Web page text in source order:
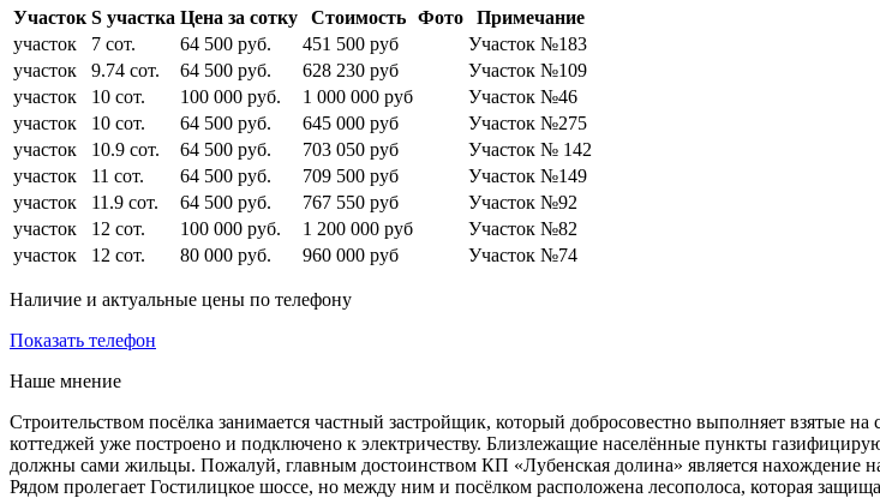
Участок S участка Цена за сотку Стоимость Фото
Примечание
участок
7 сот. 64 500 руб. 451 500 руб
Участок №183
участок
9.74 сот. 64 500 руб. 628 230 руб
Участок №109
участок
10 сот. 100 000 руб. 1 000 000 руб
Участок №46
участок
10 сот. 64 500 руб. 645 000 руб
Участок №275
участок
10.9 сот. 64 500 руб. 703 050 руб
Участок № 142
участок
11 сот. 64 500 руб. 709 500 руб
Участок №149
участок
11.9 сот. 64 500 руб. 767 550 руб
Участок №92
участок
12 сот. 100 000 руб. 1 200 000 руб
Участок №82
участок
12 сот. 80 000 руб. 960 000 руб Участок №74
Наличие и актуальные цены по телефону
Показать телефон
Наше мнение
Строительством посёлка занимается частный застройщик, который добросовестно выполняет взятые
коттеджей уже построено и подключено к электричеству. Близлежащие населённые пункты
должны сами жильцы. Пожалуй, главным достоинством КП «Лубенская долина» является нахождение
Рядом пролегает Гостилицкое шоссе, но между ним и посёлком расположена лесополоса, которая